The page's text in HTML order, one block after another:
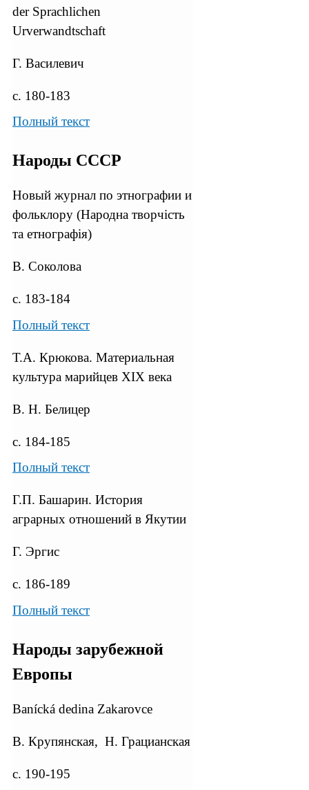
der Sprachlichen
Urverwandtschaft
Г. Василевич
с. 180-183
Полный текст
Народы СССР
Новый журнал по этнографии и
фольклору (Народна творчiсть
та етнографiя)
В. Соколова
с. 183-184
Полный текст
Т.А. Крюкова. Материальная
культура марийцев XIX века
В. Н. Белицер
с. 184-185
Полный текст
Г.П. Башарин. История
аграрных отношений в Якутии
Г. Эргис
с. 186-189
Полный текст
Народы зарубежной
Европы
Banícká dedina Zakarovce
В. Крупянская, Н. Грацианская
с. 190-195